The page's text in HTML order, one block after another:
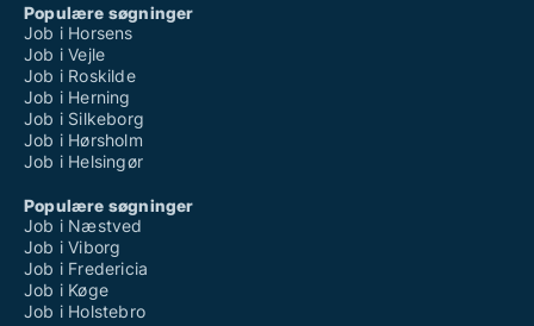
Populære søgninger
Job i Horsens
Job i Vejle
Job i Roskilde
Job i Herning
Job i Silkeborg
Job i Hørsholm
Job i Helsingør
Populære søgninger
Job i Næstved
Job i Viborg
Job i Fredericia
Job i Køge
Job i Holstebro